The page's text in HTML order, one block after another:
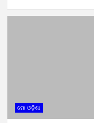
ମୋ ଓଡ଼ିଶା